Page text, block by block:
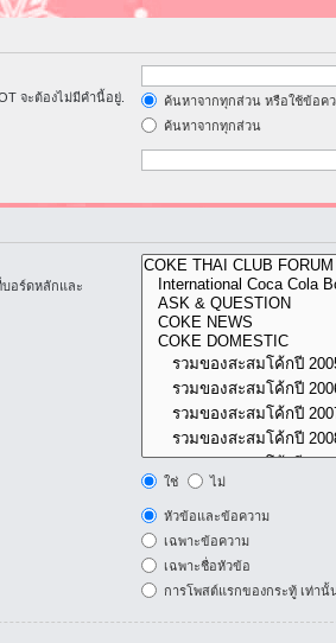
จะต้องไม่มีคำนี้อยู่.
ค้นหาจากทุกส่วน หรือใช้ข้อค
ค้นหาจากทุกส่วน
บอร์ดหลักและ
ใช่ ไม่
หัวข้อและข้อความ
เฉพาะข้อความ
เฉพาะชื่อหัวข้อ
การโพสต์แรกของกระทู้ เท่านั้